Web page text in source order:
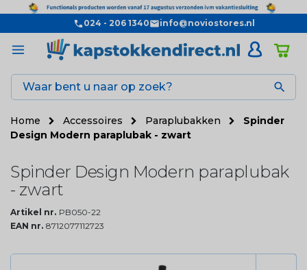
024 - 206 1340 info@noviostores.nl

Home Accessoires Paraplubakken
Spinder
Design Modern paraplubak - zwart
Spinder Design Modern paraplubak
- zwart
Artikel nr. PB050-22
EAN nr. 8712077112723